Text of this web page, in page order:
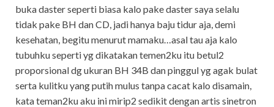
buka daster seperti biasa kalo pake daster saya selalu
tidak pake BH dan CD, jadi hanya baju tidur aja, demi
kesehatan, begitu menurut mamaku…asal tau aja kalo
tubuhku seperti yg dikatakan temen2ku itu betul2
proporsional dg ukuran BH 34B dan pinggul yg agak bulat
serta kulitku yang putih mulus tanpa cacat kalo disamain,
kata teman2ku aku ini mirip2 sedikit dengan artis sinetron